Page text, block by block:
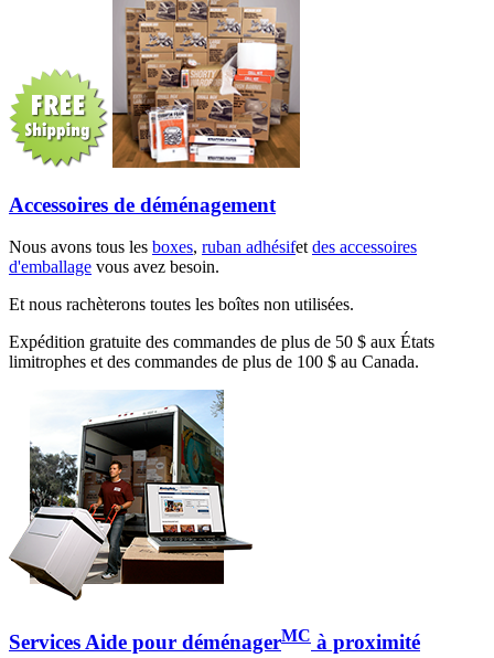
Accessoires de déménagement
Nous avons tous les boxes, ruban adhésifetdes accessoires
d'emballage vous avez besoin.
Et nous rachèterons toutes les boîtes non utilisées.
Expédition gratuite des commandes de plus de 50 $ aux États
limitrophes et des commandes de plus de 100 $ au Canada.
Services Aide pour déménagerMC à proximité